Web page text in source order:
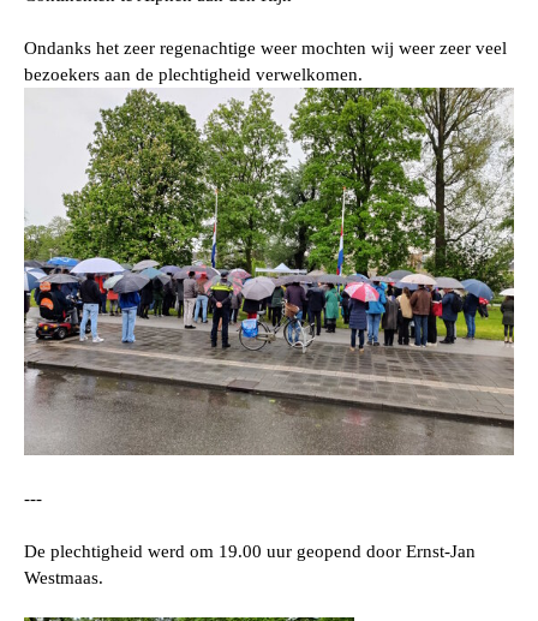
Ondanks het zeer regenachtige weer mochten wij weer zeer veel
bezoekers aan de plechtigheid verwelkomen.
---
De plechtigheid werd om 19.00 uur geopend door Ernst-Jan
Westmaas.